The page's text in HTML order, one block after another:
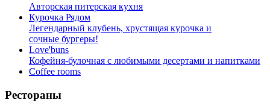
Авторская питерская кухня
Курочка Рядом
Легендарный клубень, хрустящая курочка и
сочные бургеры!
Love'buns
Кофейня-булочная с любимыми десертами и напитками
Coffee rooms
Рестораны